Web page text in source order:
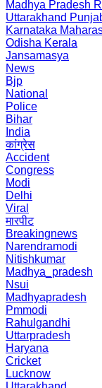
Madhya Pradesh
Uttarakhand
Karnataka
Odisha Kerala
Jansamasya
News
Bjp
National
Police
Bihar
India
कांग्रेस
Accident
Congress
Modi
Delhi
Viral
मारपीट
Breakingnews
Narendramodi
Nitishkumar
Madhya_pradesh
Nsui
Madhyapradesh
Pmmodi
Rahulgandhi
Uttarpradesh
Haryana
Cricket
Lucknow